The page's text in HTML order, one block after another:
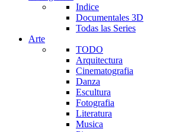
Indice
Documentales 3D
Todas las Series
Arte
TODO
Arquitectura
Cinematografia
Danza
Escultura
Fotografia
Literatura
Musica